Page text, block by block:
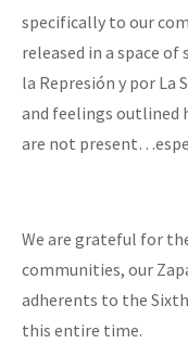
specifically to our
released in a space
la Represión y por La
and feelings outlined
are not
We are grateful for
communities, our
adherents to the
this entire time.